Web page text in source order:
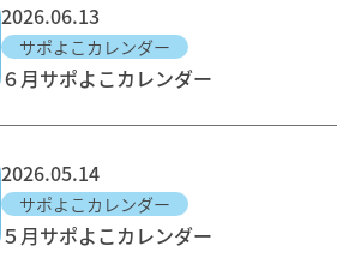
2026.06.13
サポよこカレンダー
６月サポよこカレンダー
2026.05.14
サポよこカレンダー
５月サポよこカレンダー